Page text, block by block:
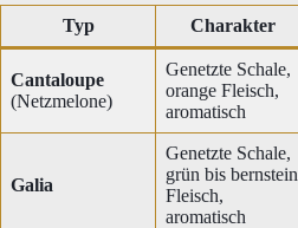
Typ Charakter
Cantaloupe
(Netzmelone)
Genetzte Schale,
orange Fleisch,
aromatisch
Galia
Genetzte Schale,
grün bis bernstein
Fleisch,
aromatisch